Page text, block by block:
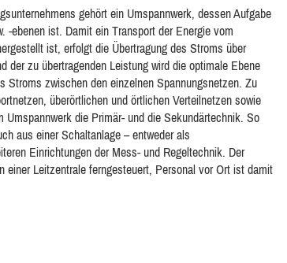
gehört ein Umspannwerk, dessen Aufgabe
-ebenen ist. Damit ein Transport der Energie vom
ist, erfolgt die Übertragung des Stroms über
der zu übertragenden Leistung wird die optimale Ebene
Stroms zwischen den einzelnen Spannungsnetzen. Zu
überörtlichen und örtlichen Verteilnetzen sowie
die Primär- und die Sekundärtechnik. So
aus einer Schaltanlage – entweder als
Einrichtungen der Mess- und Regeltechnik. Der
Leitzentrale ferngesteuert, Personal vor Ort ist damit